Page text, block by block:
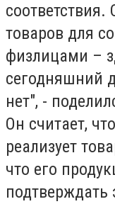
товаров для
физлицами –
сегодняшний
нет", -
Он считает,
реализует
что его
подтверждать